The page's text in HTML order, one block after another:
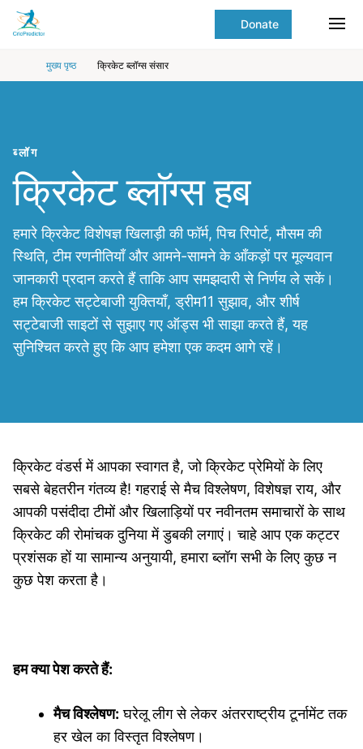
Skip to Main content
Donate
मुख्य पृष्ठ क्रिकेट ब्लॉग्स संसार
main
content
ब्लॉग
क्रिकेट ब्लॉग्स हब
हमारे क्रिकेट विशेषज्ञ खिलाड़ी की फॉर्म, पिच रिपोर्ट, मौसम की
स्थिति, टीम रणनीतियाँ और आमने-सामने के आँकड़ों पर मूल्यवान
जानकारी प्रदान करते हैं ताकि आप समझदारी से निर्णय ले सकें।
हम क्रिकेट सट्टेबाजी युक्तियाँ, ड्रीम11 सुझाव, और शीर्ष
सट्टेबाजी साइटों से सुझाए गए ऑड्स भी साझा करते हैं, यह
सुनिश्चित करते हुए कि आप हमेशा एक कदम आगे रहें।
क्रिकेट वंडर्स में आपका स्वागत है, जो क्रिकेट प्रेमियों के लिए
सबसे बेहतरीन गंतव्य है! गहराई से मैच विश्लेषण, विशेषज्ञ राय, और
आपकी पसंदीदा टीमों और खिलाड़ियों पर नवीनतम समाचारों के साथ
क्रिकेट की रोमांचक दुनिया में डुबकी लगाएं। चाहे आप एक कट्टर
प्रशंसक हों या सामान्य अनुयायी, हमारा ब्लॉग सभी के लिए कुछ न
कुछ पेश करता है।
हम क्या पेश करते हैं:
मैच विश्लेषण: घरेलू लीग से लेकर अंतरराष्ट्रीय टूर्नामेंट तक
हर खेल का विस्तृत विश्लेषण।